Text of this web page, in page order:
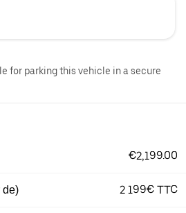
for parking this vehicle in a secure
€2,199.00
de) 2 199€ TTC